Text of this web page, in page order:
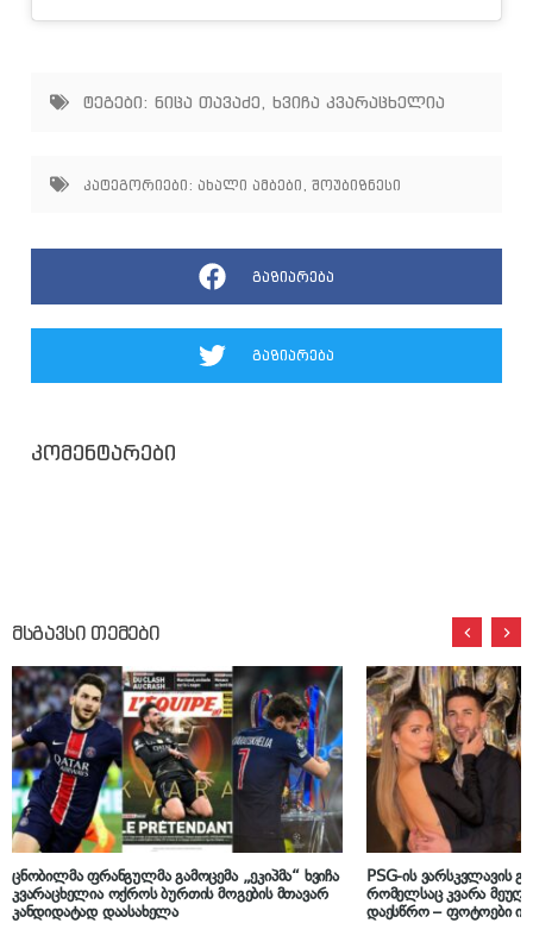
ტეგები: ნიცა თავაძე, ხვიჩა კვარაცხელია
კატეგორიები: ახალი ამბები შოუბიზნესი
გაზიარება
გაზიარება
კომენტარები
მსგავსი თემები
ცნობილმა ფრანგულმა გამოცემა „ეკიპმა“ ხვიჩა
კვარაცხელია ოქროს ბურთის მოგების მთავარ
კანდიდატად დაასახელა
PSG-ის ვარსკვლავის
რომელსაც კვარა
დაესწრო – ფოტოები